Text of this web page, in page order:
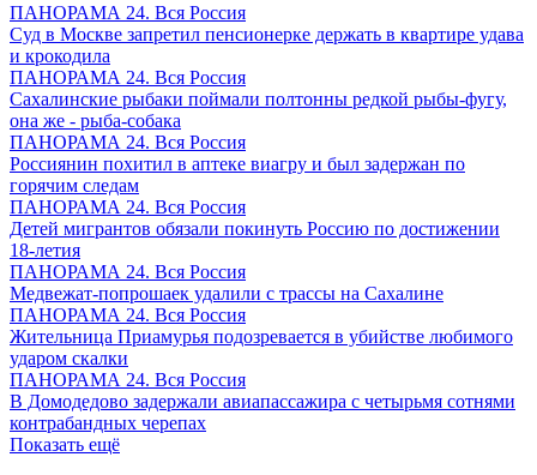
ПАНОРАМА 24. Вся Россия
Суд в Москве запретил пенсионерке держать в квартире удава
и крокодила
ПАНОРАМА 24. Вся Россия
Сахалинские рыбаки поймали полтонны редкой рыбы-фугу,
она же - рыба-собака
ПАНОРАМА 24. Вся Россия
Россиянин похитил в аптеке виагру и был задержан по
горячим следам
ПАНОРАМА 24. Вся Россия
Детей мигрантов обязали покинуть Россию по достижении
18-летия
ПАНОРАМА 24. Вся Россия
Медвежат-попрошаек удалили с трассы на Сахалине
ПАНОРАМА 24. Вся Россия
Жительница Приамурья подозревается в убийстве любимого
ударом скалки
ПАНОРАМА 24. Вся Россия
В Домодедово задержали авиапассажира с четырьмя сотнями
контрабандных черепах
Показать ещё